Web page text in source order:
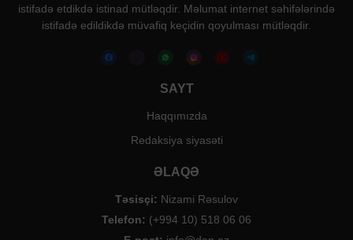
istifadə etdikdə istinad mütləqdir. Məlumat internet səhifələrində
istifadə edildikdə müvafiq keçidin qoyulması mütləqdir.
SAYT
Haqqımızda
Redaksiya siyasəti
ƏLAQƏ
Təsisçi: Nizami Rəsulov
Telefon: (+994 10) 518 06 06